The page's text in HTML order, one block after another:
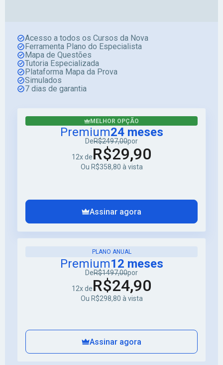
Acesso a todos os Cursos da Nova
Ferramenta Plano do Especialista
Mapa de Questões
Tutoria Especializada
Plataforma Mapa da Prova
Simulados
7 dias de garantia
MELHOR OPÇÃO
Premium24 meses
DeR$2497,00por
12x deR$29,90
Ou R$358,80 à vista
Assinar agora
PLANO ANUAL
Premium12 meses
DeR$1497,00por
12x deR$24,90
Ou R$298,80 à vista
Assinar agora